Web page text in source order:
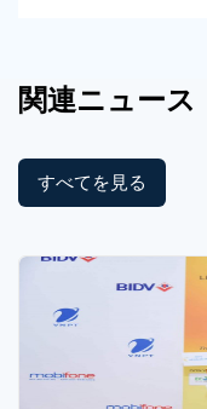
関連ニュース
すべてを見る